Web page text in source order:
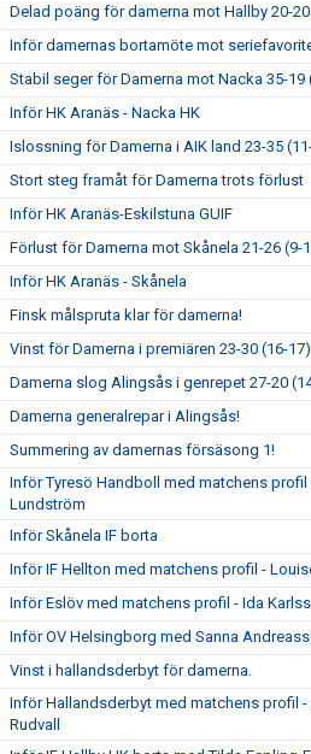
Delad poäng för damerna mot Hallby 20-20
Inför damernas bortamöte mot
Stabil seger för Damerna mot Nacka 35-19
Inför HK Aranäs - Nacka HK
Islossning för Damerna i AIK land 23-35
Stort steg framåt för Damerna trots förlust
Inför HK Aranäs-Eskilstuna GUIF
Förlust för Damerna mot Skånela 21-26 (9-
Inför HK Aranäs - Skånela
Finsk målspruta klar för damerna!
Vinst för Damerna i premiären 23-30 (16-17)
Damerna slog Alingsås i genrepet 27-20
Damerna generalrepar i Alingsås!
Summering av damernas försäsong 1!
Inför Tyresö Handboll med matchens profil
Lundström
Inför Skånela IF borta
Inför IF Hellton med matchens profil -
Inför Eslöv med matchens profil - Ida
Inför OV Helsingborg med Sanna
Vinst i hallandsderbyt för damerna.
Inför Hallandsderbyt med matchens profil
Rudvall